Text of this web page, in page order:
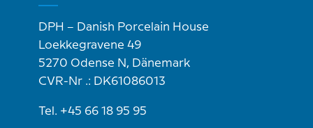
DPH – Danish Porcelain House
Loekkegravene 49
5270 Odense N, Dänemark
CVR-Nr .: DK61086013
Tel. +45 66 18 95 95